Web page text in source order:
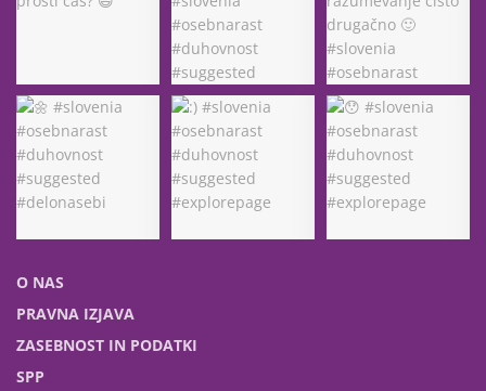
O NAS
PRAVNA IZJAVA
ZASEBNOST IN PODATKI
SPP